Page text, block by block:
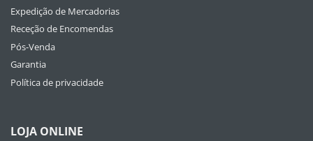
Expedição de Mercadorias
Receção de Encomendas
Pós-Venda
Garantia
Política de privacidade
LOJA ONLINE